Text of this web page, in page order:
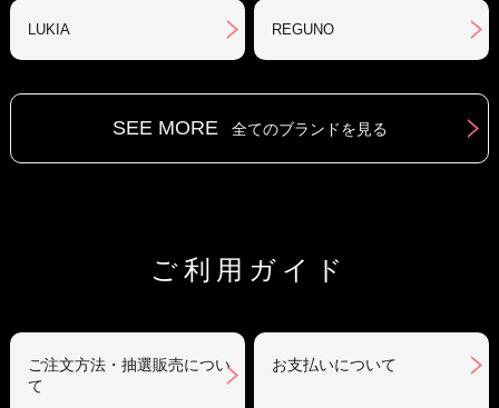
LUKIA REGUNO
SEE MORE 全てのブランドを見る
ご利用ガイド
ご注文方法・抽選販売につい
て
お支払いについて